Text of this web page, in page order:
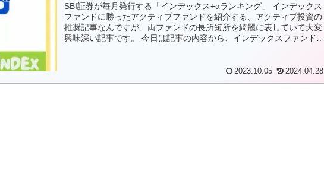
SBI証券が毎月発行する「インデックス+αランキング」 インデックス
ファンドに勝ったアクティブファンドを紹介する、アクティブ投資の
推奨記事なんですが、両ファンドの長所短所を綺麗に表していて大変
興味深い記事です。 今日は記事の内容から、インデックスファンドを
2023.10.05 2024.04.28